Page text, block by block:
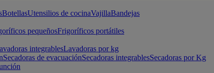
BotellasUtensilios de cocinaVajillaBandejas
pequeñosFrigoríficos portátiles
integrablesLavadoras por kg
Secadoras de evacuaciónSecadoras integrablesSecadoras por Kg